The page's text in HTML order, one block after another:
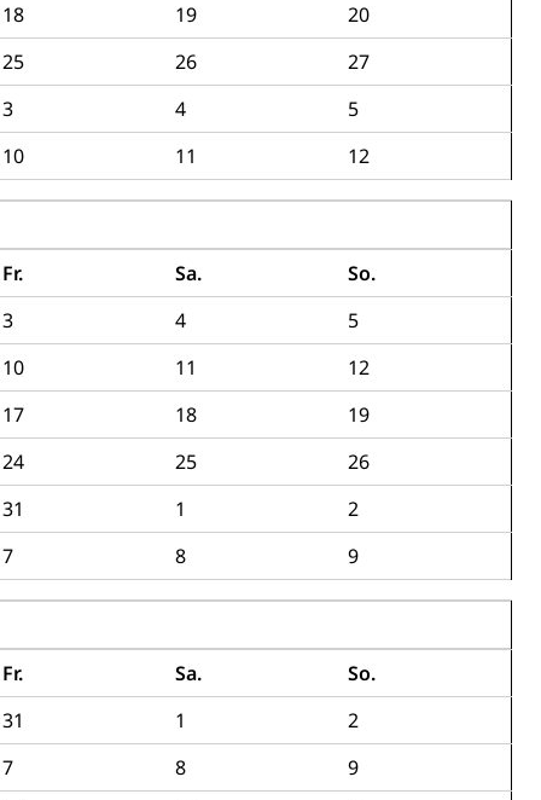
18 19
20
25 26
27
3 4
5
10 11 12
Fr. Sa.
So.
3 4
5
10 11
12
17 18
19
24 25
26
31 1
2
7 8 9
Fr. Sa.
So.
31 1
2
7 8
9
mit Behinderungen
Konkursämter
Parteien, Grundfreiheiten, Pluralismus
Verrechnungssteuer, Quellensteuer,
Gewerbesteuer, Vergnügungssteuer,
und Kapitalsteuer
Beschwerdestelle Spitäler
Kriminalität